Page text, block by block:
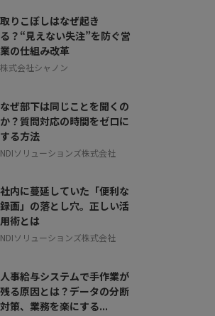
取りこぼしはなぜ起き
る？“見えない失注”を防ぐ営
業の仕組み改革
株式会社シャノン
なぜ部下は同じことを聞くの
か？質問対応の時間をゼロに
する方法
NDIソリューションズ株式会社
社内に蔓延していた「便利な
録画」の落とし穴。正しい活
用術とは
NDIソリューションズ株式会社
人事給与システムで手作業が
残る原因とは？データの分断
対策、業務を楽にする...